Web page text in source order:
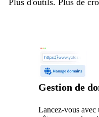
Gestion de
Lancez-vous avec